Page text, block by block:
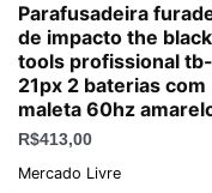
Parafusadeira
de impacto the black
tools profissional tb-
21px 2 baterias com
maleta 60hz
R$413,00
Mercado Livre